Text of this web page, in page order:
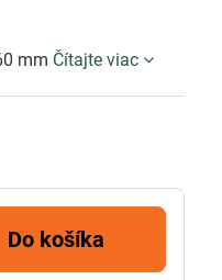
mm Čítajte viac
Do košíka